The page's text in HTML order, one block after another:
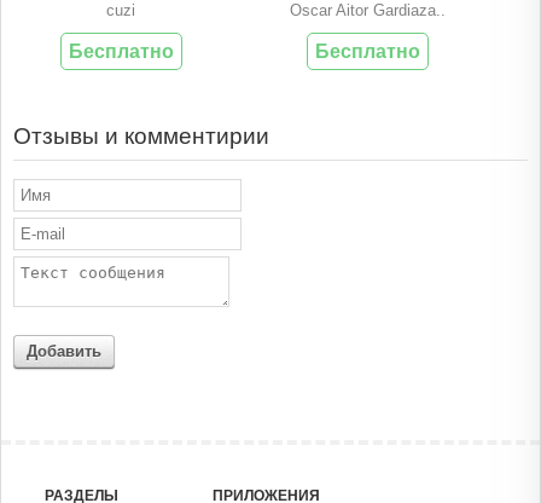
cuzi
Бесплатно
Oscar Aitor Gardiaza..
Бесплатно
Отзывы и комментирии
Добавить
РАЗДЕЛЫ ПРИЛОЖЕНИЯ